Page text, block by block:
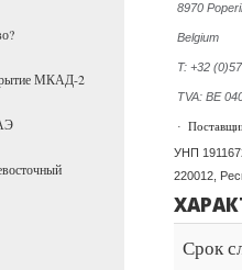
МКАД-2
8970
Belgium
T: +32
TVA: BE
·
УНП
220012,
Срок